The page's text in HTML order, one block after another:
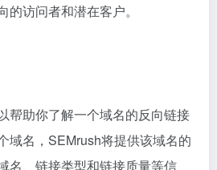
和流量时，除了关注关键词的
合考虑关键词的含义、相关性和
你的业务相关的关键词，可以
访问者和潜在客户。